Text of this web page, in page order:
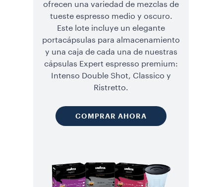
ofrecen una variedad de mezclas de
tueste espresso medio y oscuro.
Este lote incluye un elegante
portacápsulas para almacenamiento
y una caja de cada una de nuestras
cápsulas Expert espresso premium:
Intenso Double Shot, Classico y
Ristretto.
COMPRAR AHORA